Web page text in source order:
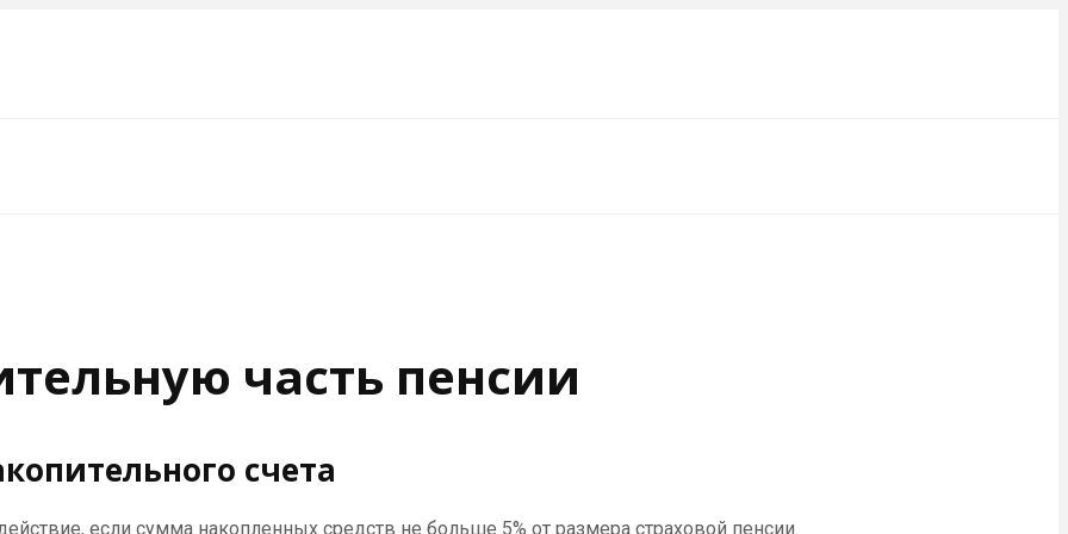
часть пенсии
счета
если сумма накопленных средств не больше 5% от размера страховой пенсии.